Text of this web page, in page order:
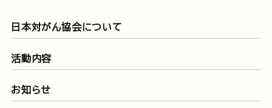
日本対がん協会について
活動内容
お知らせ